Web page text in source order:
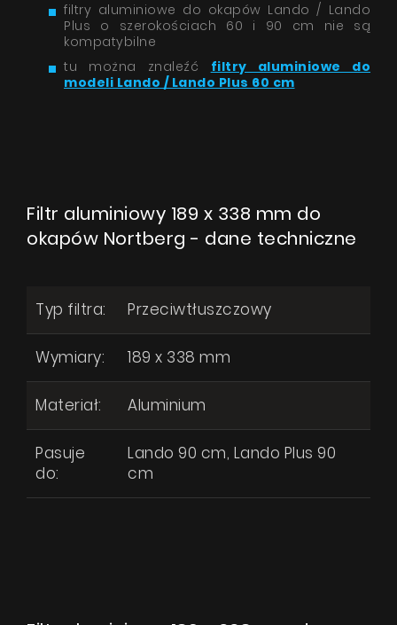
Filtr aluminiowy 189 x 338 mm do okapów
Nortberg
Pytanie o produkt
filtry aluminiowe do okapów Lando / Lando
Plus o szerokościach 60 i 90 cm nie są
kompatybilne
tu można znaleźć filtry aluminiowe do
modeli Lando / Lando Plus 60 cm
Filtr aluminiowy 189 x 338 mm do
okapów Nortberg - dane techniczne
Typ filtra: Przeciwtłuszczowy
Wymiary: 189 x 338 mm
Materiał: Aluminium
Pasuje
do:
Lando 90 cm, Lando Plus 90
cm